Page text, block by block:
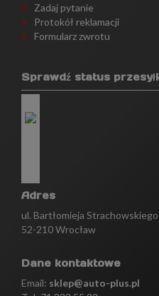
Zadaj pytanie
Protokół reklamacji
Formularz zwrotu
Sprawdź status
Adres
ul. Bartłomieja
52-210 Wrocław
Dane kontaktowe
Email: sklep@auto-plus.pl